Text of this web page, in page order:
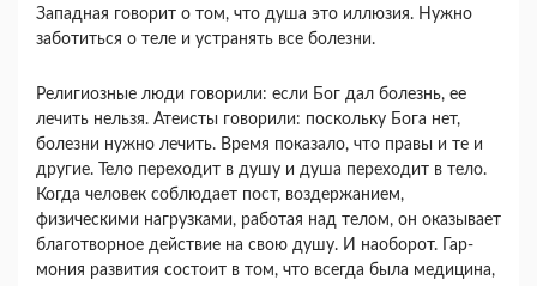
Западная говорит о том, что душа это иллюзия. Нужно
заботиться о теле и устра­нять все болезни.
Религиозные люди говорили: если Бог дал бо­лезнь, ее
лечить нельзя. Атеисты говорили: по­скольку Бога нет,
болезни нужно лечить. Время показало, что правы и те и
другие. Тело переходит в душу и душа переходит в тело.
Когда человек соблюдает пост, воздержанием,
физическими на­грузками, работая над телом, он оказывает
благо­творное действие на свою душу. И наоборот. Гар­
мония развития состоит в том, что всегда была ме­дицина,